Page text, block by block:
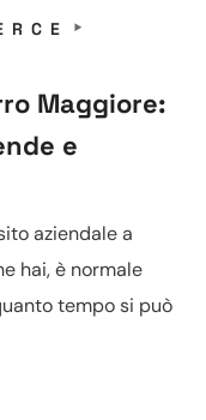
Maggiore:
e
aziendale a
hai, è normale
tempo si può